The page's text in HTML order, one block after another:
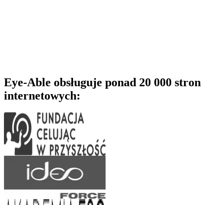
Eye-Able obsługuje ponad 20 000 stron
internetowych: